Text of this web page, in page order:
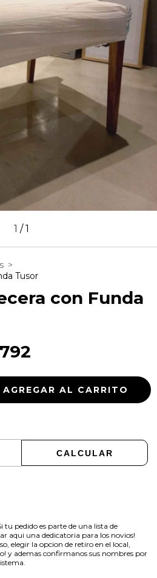
1 /1
>
Tusor
con Funda
CALCULAR
tu pedido es parte de una lista de
aqui una dedicatoria para los novios!
elegir la opcion de retiro en el local,
y ademas confirmanos sus nombres por